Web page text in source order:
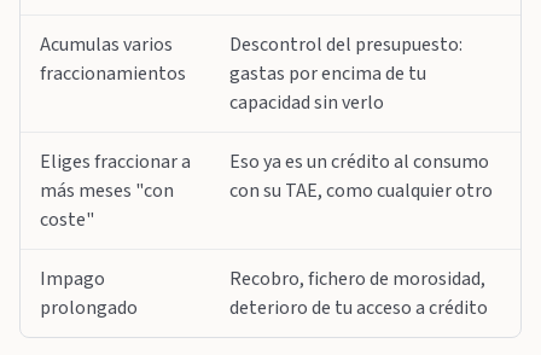
Acumulas varios
fraccionamientos
Descontrol del presupuesto:
gastas por encima de tu
capacidad sin verlo
Eliges fraccionar a
más meses "con
coste"
Eso ya es un crédito al consumo
con su TAE, como cualquier otro
Impago
prolongado
Recobro, fichero de morosidad,
deterioro de tu acceso a crédito